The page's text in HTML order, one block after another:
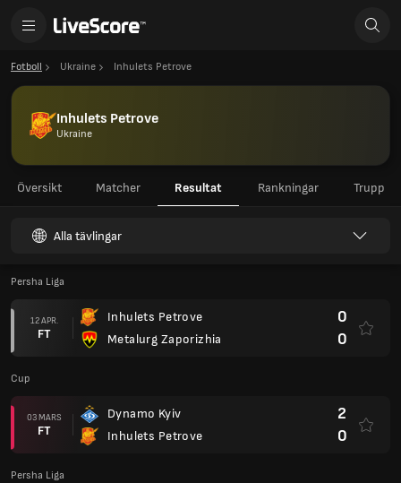
Fotboll Ukraine Inhulets Petrove
Inhulets Petrove
Ukraine
Översikt Matcher Resultat Rankningar Trupp
Alla tävlingar
Persha Liga
12 APR.
FT
Inhulets Petrove
Metalurg Zaporizhia
0
0
Cup
03 MARS
FT
Dynamo Kyiv
Inhulets Petrove
2
0
Persha Liga